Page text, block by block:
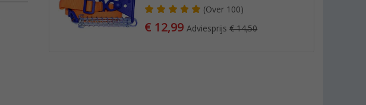
(Over 100)
€ 12,99Adviesprijs€ 14,50